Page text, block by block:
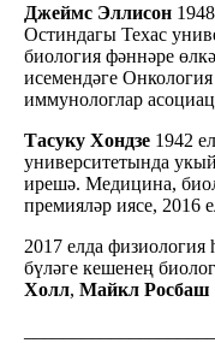
Джеймс Эллисон
Остиндагы Техас
биология фәннәре
исемендәге
иммунологлар
Тасуку Хондзе 1942
университетында
ирешә. Медицина,
премияләр иясе, 2016
2017 елда
бүләге кешенең
Холл, Майкл Росбаш